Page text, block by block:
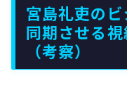
宮島礼吏の
同期させる
（考察）